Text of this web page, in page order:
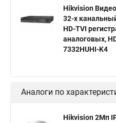
Hikvision ds
hikvision ds 2cd2042wd i
Видеокамера hikvision hiwatch
Камера Hikvision ds 2cd2442fwd
Hikvision
32-х
HD-TVI
аналоговых,
7332HUHI-K4
Аналоги по
Hikvision 2Мп